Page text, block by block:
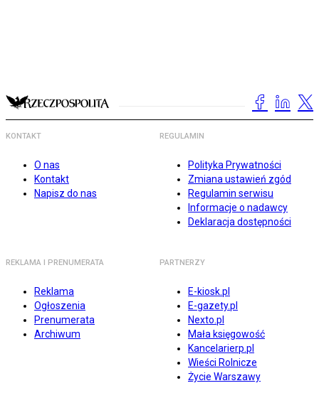
KONTAKT
O nas
Kontakt
Napisz do nas
REGULAMIN
Polityka Prywatności
Zmiana ustawień zgód
Regulamin serwisu
Informacje o nadawcy
Deklaracja dostępności
REKLAMA I PRENUMERATA
Reklama
Ogłoszenia
Prenumerata
Archiwum
PARTNERZY
E-kiosk.pl
E-gazety.pl
Nexto.pl
Mała księgowość
Kancelarierp.pl
Wieści Rolnicze
Życie Warszawy